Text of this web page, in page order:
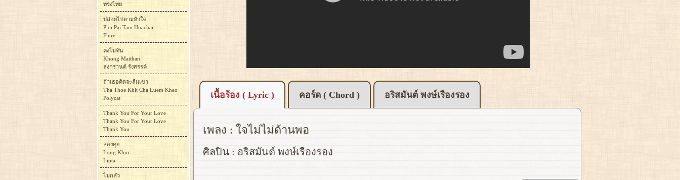
เนื้อร้อง ( Lyric ) คอร์ด ( Chord ) อริสมันต์ พงษ์เรืองรอง
เพลง : ใจไม่ไม่ด้านพอ
ศิลปิน : อริสมันต์ พงษ์เรืองรอง
ทรงไทย
ปล่อยไปตามหัวใจ
Ploi Pai Tam Huachai
Flure
คงไม่ทัน
Khong Maithan
สงกรานต์ รังสรรค์
ถ้าเธอคิดจะลืมเขา
Tha Thoe Khit Cha Luem Khao
Polycat
Thank You For Your Love
Thank You For Your Love
Thank You
ลองคุย
Long Khui
Lipta
ไม่กลัว